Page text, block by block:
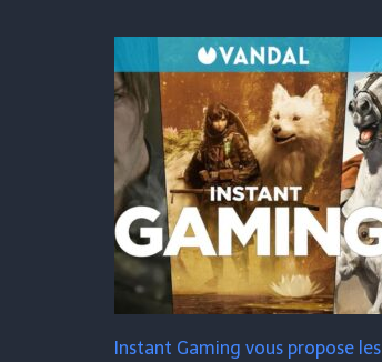
Instant Gaming vous propose les